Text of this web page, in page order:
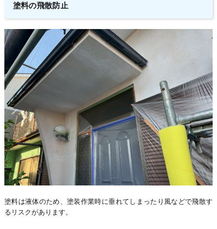
塗料の飛散防止
塗料は液体のため、塗装作業時に垂れてしまったり風などで飛散す
るリスクがあります。